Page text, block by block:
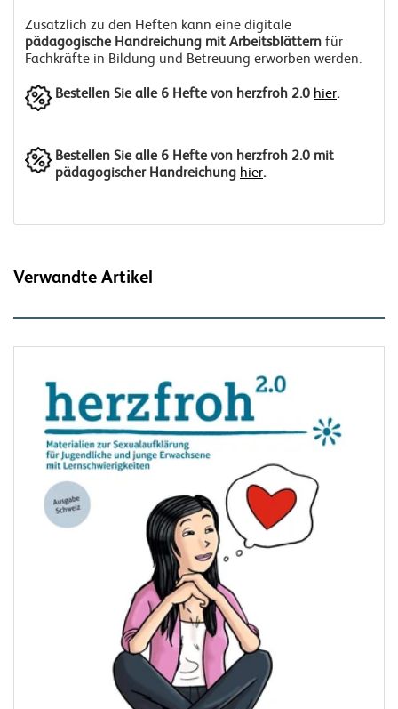
Zusätzlich zu den Heften kann eine digitale
pädagogische Handreichung mit Arbeitsblättern für
Fachkräfte in Bildung und Betreuung erworben werden.
Bestellen Sie alle 6 Hefte von herzfroh 2.0 hier.
Bestellen Sie alle 6 Hefte von herzfroh 2.0 mit
pädagogischer Handreichung hier.
Verwandte Artikel